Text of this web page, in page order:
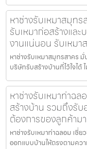
หาช่างรับเหมาสมุท
รับเหมาก่อสร้างและ
งานแน่นอน รับเหมา
หาช่างรับเหมาสมุทรสาคร
บริษัทรับสร้างบ้านที่ไว้ใจได้
หาช่างรับเหมาท่าฉ
สร้างบ้าน รวมถึงรั
ต้องการของลูกค้าม
หาช่างรับเหมาท่าฉลอม เชี่
ออกแบบบ้านให้ตรงตามคว